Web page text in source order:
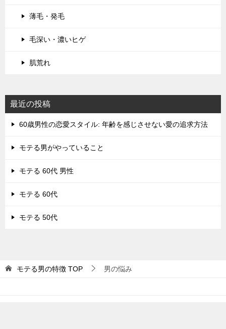
薄毛・発毛
毛深い・濃いヒゲ
肌荒れ
最近の投稿
60歳男性の恋愛スタイル: 年齢を感じさせない愛の追求方法
モテる男がやっていること
モテる 60代 男性
モテる 60代
モテる 50代
モテる男の特徴 TOP 男の悩み